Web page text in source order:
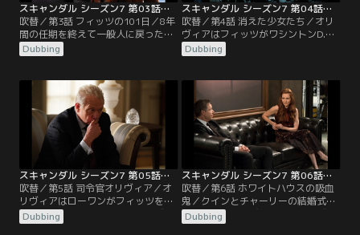
スキャンダル シーズン7 第03話／吹替
吹替／第3話 フィッツの101日／8年
間の任期を終えて一般人に戻ったフ
ィッツ。気ままなひとり暮らしにわ
びしさを覚えるフィッツだったが、
統領図書館」建設に向けて、マーカ
スとの二人三脚が始まった。しか
し、順調だった2人の関係が徐々に
きしみ始め、寄付金集めをきっかけ
にマーカスの不満が爆発する。同じ
ころ、フィッツ邸に…。
Dubbing
スキャンダル シーズン7 第04話／吹替
吹替／第4話 消えた少女たち／オリ
ヴィアはフィッツがワシントンD.C.
に戻ってきたことに困惑していた。
フィッツは黒人の少女が行方不明に
説明。オリヴィアに協力を求める
が、核安全サミットの準備があるオ
リヴィアはクインの事務所QPAに持
ち込むように言ってフィッツを突き
放す。一方メリーとラシャド大統領
は、お互いに…。
Dubbing
スキャンダル シーズン7 第05話／吹替
吹替／第5話 司令官オリヴィア／オ
リヴィアはローワンがフィッツを抱
き込んでいたことに激怒。オリヴィ
アの暴走を案じたフィッツは、メリ
Dubbing
スキャンダル シーズン7 第06話／吹替
吹替／第6話 ホワイトハウスの吸血
鬼／クインとチャーリーの結婚式前
夜。クインに呼び出されたオリヴィ
アは、ラシャドとヤスミンを殺した
Dubbing